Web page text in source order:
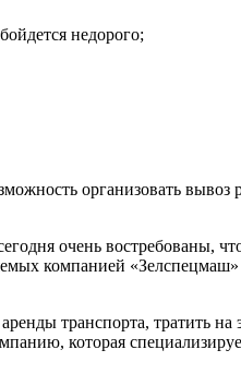
недорого;
организовать вывоз
очень востребованы,
компанией «Зелспецмаш»
транспорта, тратить
которая